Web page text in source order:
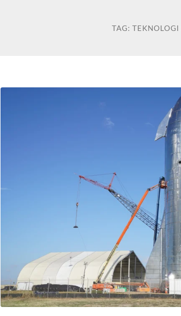
TAG:TEKNOLOGI